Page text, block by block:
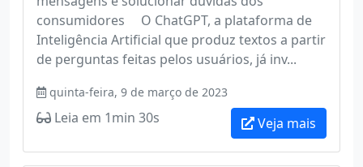
consumidores O ChatGPT, a plataforma de
Inteligência Artificial que produz textos a partir
de perguntas feitas pelos usuários, já inv...
quinta-feira, 9 de março de 2023
Leia em 1min 30s Veja mais